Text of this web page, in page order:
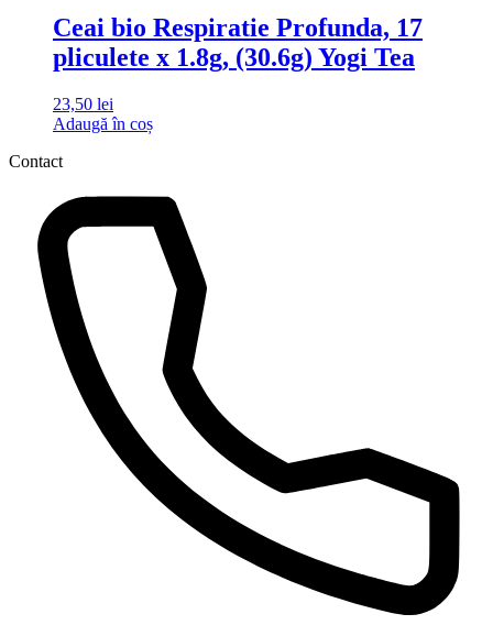
Ceai bio Respiratie Profunda, 17
pliculete x 1.8g, (30.6g) Yogi Tea
23,50 lei
Adaugă în coș
Contact